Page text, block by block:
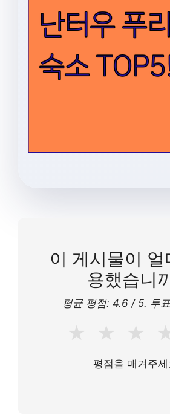
이 게시물이 얼
용했습니
평균 평점: 4.6 / 5. 투
★ ★ ★
평점을 매겨주세